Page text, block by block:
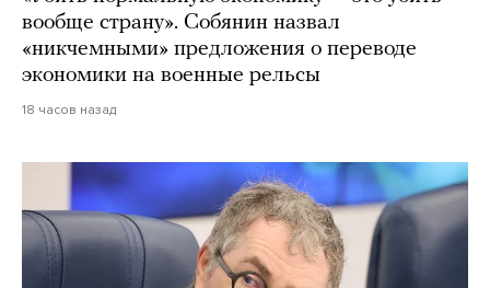
вообще страну». Собянин назвал
«никчемными» предложения о переводе
экономики на военные рельсы
18 часов назад